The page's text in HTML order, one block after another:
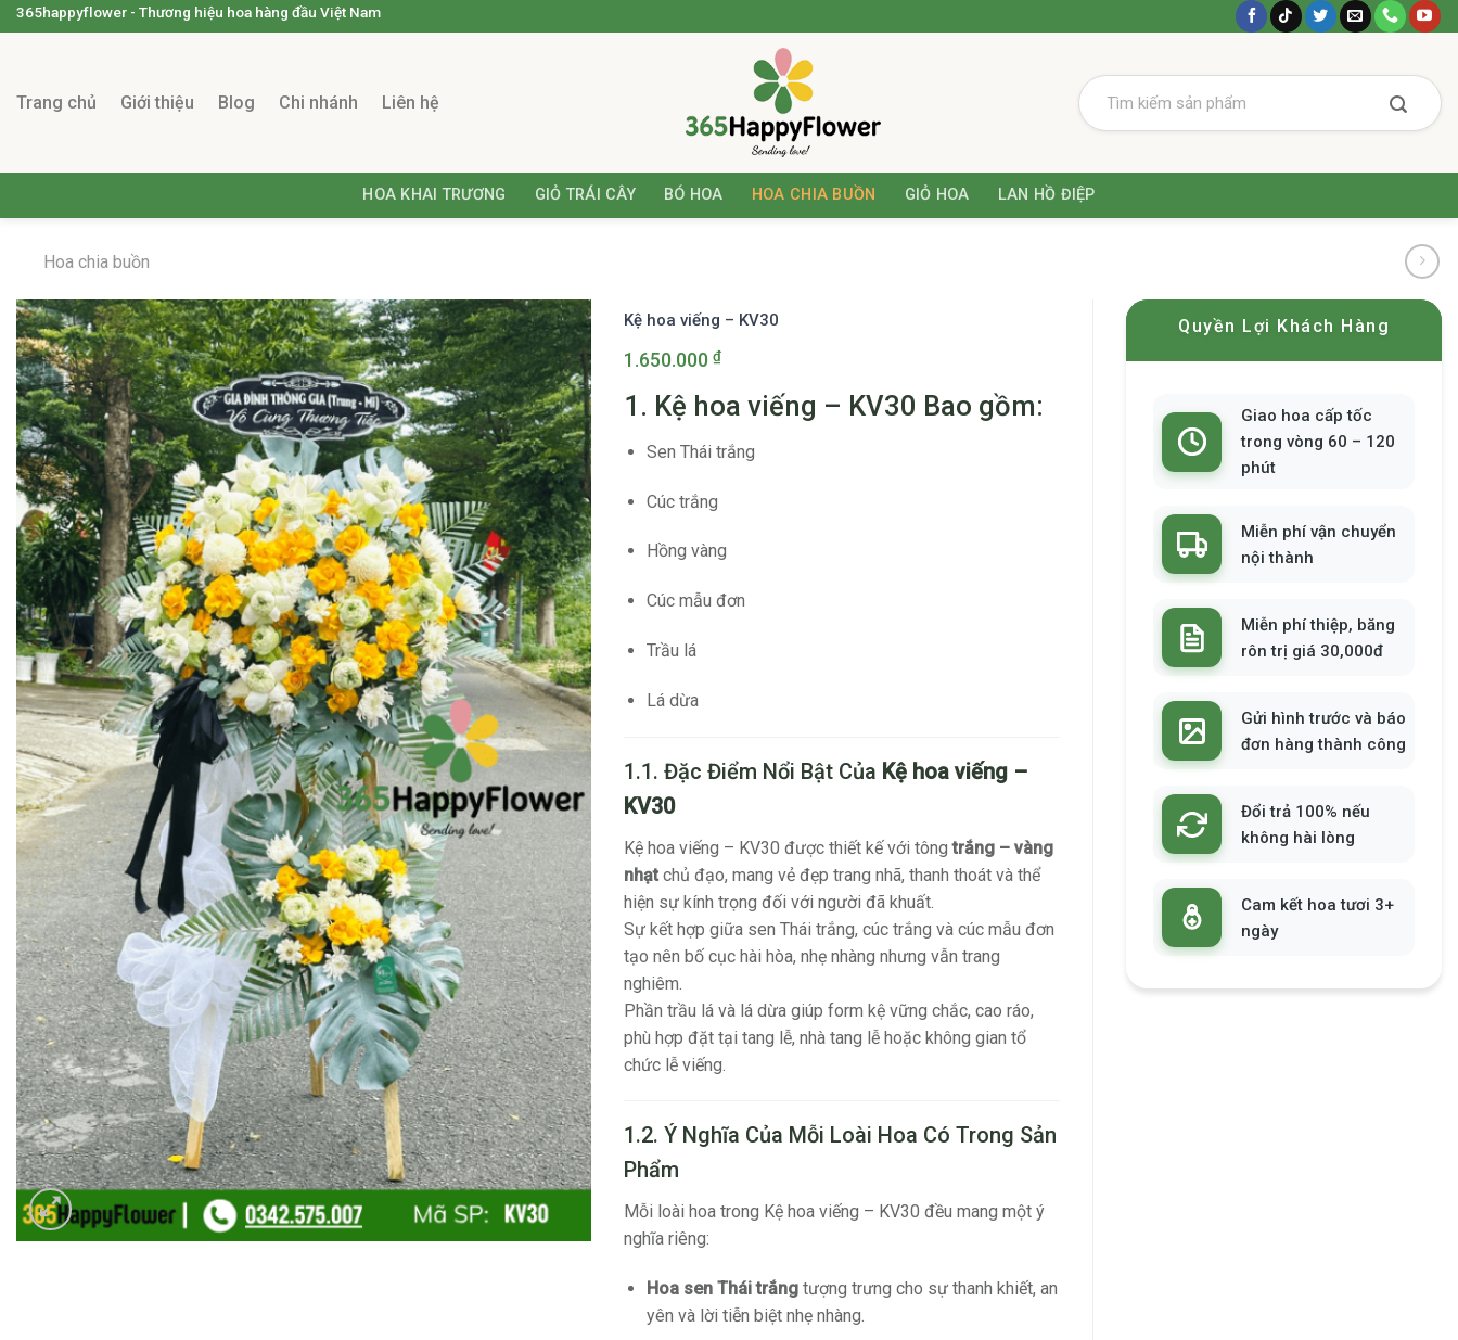
365happyflower - Thương hiệu hoa hàng đầu Việt Nam
Trang chủ Giới thiệu Blog Chi nhánh Liên hệ
HOA KHAI TRƯƠNG GIỎ TRÁI CÂY BÓ HOA HOA CHIA BUỒN GIỎ HOA LAN HỒ ĐIỆP
Hoa chia buồn
Kệ hoa viếng – KV30
1.650.000 ₫
1. Kệ hoa viếng – KV30 Bao gồm:
Sen Thái trắng
Cúc trắng
Hồng vàng
Cúc mẫu đơn
Trầu lá
Lá dừa
1.1. Đặc Điểm Nổi Bật Của Kệ hoa viếng –
KV30
Kệ hoa viếng – KV30 được thiết kế với tôngtrắng – vàng
nhạt chủ đạo, mang vẻ đẹp trang nhã, thanh thoát và thể
hiện sự kính trọng đối với người đã khuất.
Sự kết hợp giữa sen Thái trắng, cúc trắng và cúc mẫu đơn
tạo nên bố cục hài hòa, nhẹ nhàng nhưng vẫn trang
nghiêm.
Phần trầu lá và lá dừa giúp form kệ vững chắc, cao ráo,
phù hợp đặt tại tang lễ, nhà tang lễ hoặc không gian tổ
chức lễ viếng.
1.2. Ý Nghĩa Của Mỗi Loài Hoa Có Trong Sản
Phẩm
Mỗi loài hoa trong Kệ hoa viếng – KV30 đều mang một ý
nghĩa riêng:
Hoa sen Thái trắngtượng trưng cho sự thanh khiết, an
yên và lời tiễn biệt nhẹ nhàng.
Quyền Lợi Khách Hàng
Giao hoa cấp tốc
trong vòng 60 – 120
phút
Miễn phí vận chuyển
nội thành
Miễn phí thiệp, băng
rôn trị giá 30,000đ
Gửi hình trước và báo
đơn hàng thành công
Đổi trả 100% nếu
không hài lòng
Cam kết hoa tươi 3+
ngày